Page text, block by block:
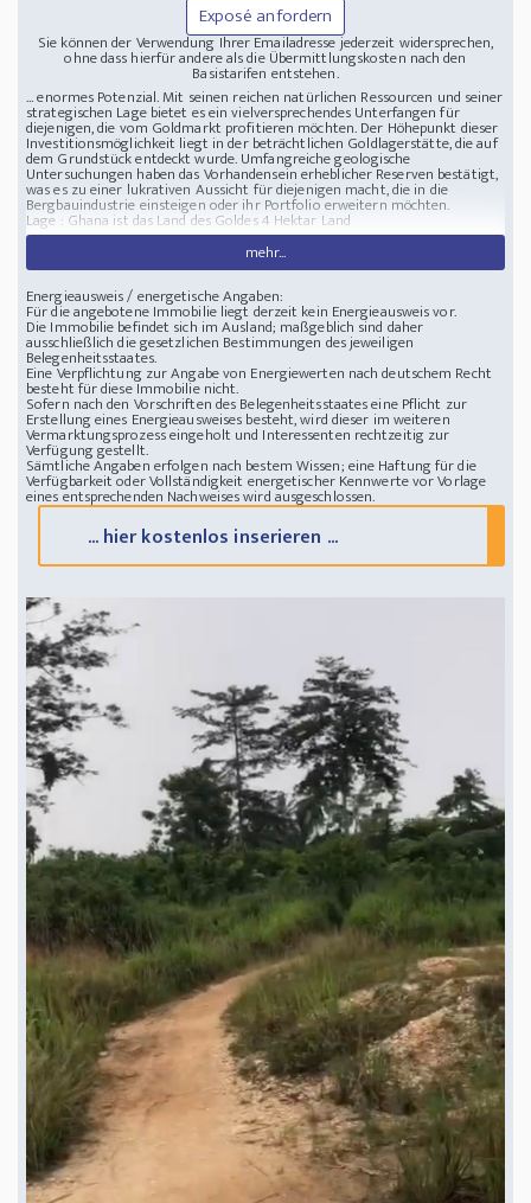
Exposé anfordern
Sie können der Verwendung Ihrer Emailadresse jederzeit widersprechen,
ohne dass hierfür andere als die Übermittlungskosten nach den
Basistarifen entstehen.
... enormes Potenzial. Mit seinen reichen natürlichen Ressourcen und seiner
strategischen Lage bietet es ein vielversprechendes Unterfangen für
diejenigen, die vom Goldmarkt profitieren möchten. Der Höhepunkt dieser
Investitionsmöglichkeit liegt in der beträchtlichen Goldlagerstätte, die auf
dem Grundstück entdeckt wurde. Umfangreiche geologische
Untersuchungen haben das Vorhandensein erheblicher Reserven bestätigt,
was es zu einer lukrativen Aussicht für diejenigen macht, die in die
Bergbauindustrie einsteigen oder ihr Portfolio erweitern möchten.
Lage : Ghana ist das Land des Goldes 4 Hektar Land
mehr...
Energieausweis / energetische Angaben:
Für die angebotene Immobilie liegt derzeit kein Energieausweis vor.
Die Immobilie befindet sich im Ausland; maßgeblich sind daher
ausschließlich die gesetzlichen Bestimmungen des jeweiligen
Belegenheitsstaates.
Eine Verpflichtung zur Angabe von Energiewerten nach deutschem Recht
besteht für diese Immobilie nicht.
Sofern nach den Vorschriften des Belegenheitsstaates eine Pflicht zur
Erstellung eines Energieausweises besteht, wird dieser im weiteren
Vermarktungsprozess eingeholt und Interessenten rechtzeitig zur
Verfügung gestellt.
Sämtliche Angaben erfolgen nach bestem Wissen; eine Haftung für die
Verfügbarkeit oder Vollständigkeit energetischer Kennwerte vor Vorlage
eines entsprechenden Nachweises wird ausgeschlossen.
... hier kostenlos inserieren ...